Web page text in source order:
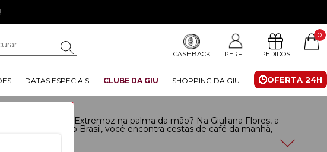
CASHBACK PERFIL PEDIDOS
0
OFERTA 24H
DATAS ESPECIAIS CLUBE DA GIU SHOPPING DA GIU
floricultura de Extremoz na palma da mão? Na Giuliana Flores, a
mais completa do Brasil, você encontra cestas de café da manhã,
e uma grande variedade de flores com entrega em Extremoz sem
Incrível, não é mesmo?